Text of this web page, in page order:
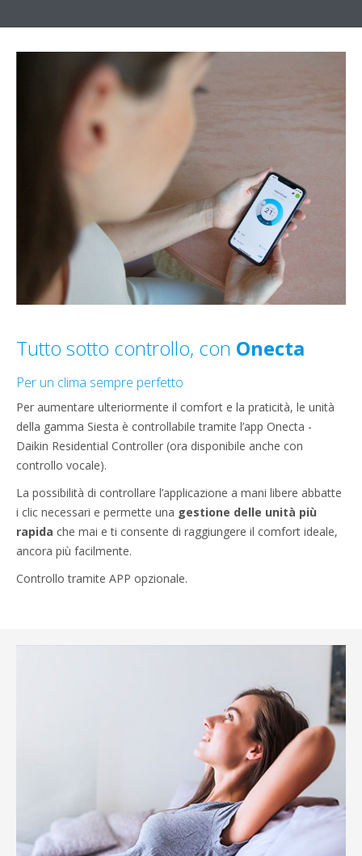
Tutto sotto controllo, con Onecta
Per un clima sempre perfetto
Per aumentare ulteriormente il comfort e la praticità, le unità
della gamma Siesta è controllabile tramite l’app Onecta -
Daikin Residential Controller (ora disponibile anche con
controllo vocale).
La possibilità di controllare l’applicazione a mani libere abbatte
i clic necessari e permette una gestione delle unità più
rapida che mai e ti consente di raggiungere il comfort ideale,
ancora più facilmente.
Controllo tramite APP opzionale.